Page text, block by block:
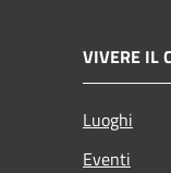
VIVERE IL
Luoghi
Eventi